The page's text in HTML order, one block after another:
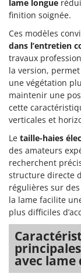
Pressoirs à
Pressoirs à
R
Rampes
Râpes à
Râteaux
Robots
Robots
Rogneuses
Rouleaux
S
Scies à os
GreenBay
GRIFO
GVS
GYS
H
Hailo
Helvi
Henx
HiKOKI
Honda
I
Idromatic
Il-Tec
Imperia
lame longue
finition soignée.
Ces modèles
dans l’entretien
travaux
la version,
une végétation
maintenir une
cette
verticales et
Le taille-haies
des amateurs
recherchent
structure directe
régulières sur
la lame facilite
plus difficiles
avec lame